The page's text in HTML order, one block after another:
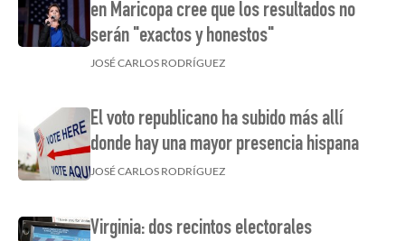
en Maricopa cree que los resultados no
serán "exactos y honestos"
JOSÉ CARLOS RODRÍGUEZ
El voto republicano ha subido más allí
donde hay una mayor presencia hispana
JOSÉ CARLOS RODRÍGUEZ
Virginia: dos recintos electorales